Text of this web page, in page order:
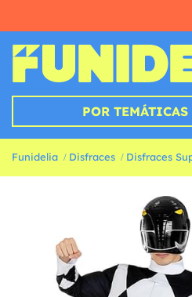
POR TEMÁTICAS
Funidelia Disfraces Disfraces